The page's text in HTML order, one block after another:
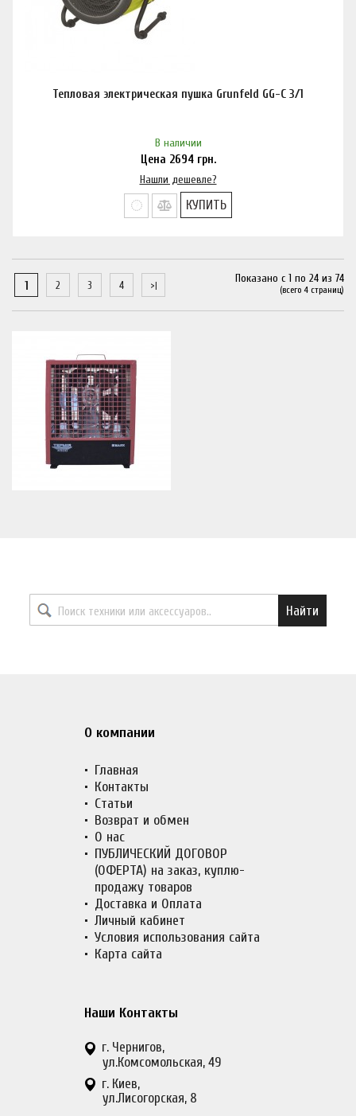
Тепловая электрическая пушка Grunfeld GG-C 3/1
В наличии
Цена 2694грн.
Нашли дешевле?
КУПИТЬ
1 2 3 4
Показано с 1 по 24 из 74
(всего 4 страниц)
Найти
О компании
Главная
Контакты
Статьи
Возврат и обмен
О нас
ПУБЛИЧЕСКИЙ ДОГОВОР
(ОФЕРТА) на заказ, куплю-
продажу товаров
Доставка и Оплата
Личный кабинет
Условия использования сайта
Карта сайта
Наши Контакты
г. Чернигов,
ул.Комсомольская, 49
г. Киев,
ул.Лисогорская, 8